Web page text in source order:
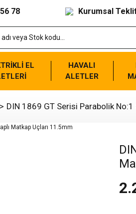
78 Kurumsal
EL
HAVALI
ALETLER
DIN 1869 GT Serisi Parabolik No:1